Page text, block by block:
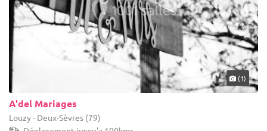
(1)
A'del Mariages
Louzy - Deux-Sèvres (79)